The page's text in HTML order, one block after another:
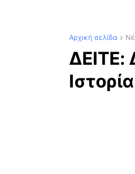
Αρχική σελίδα
ΔΕΙΤΕ:
Ιστορία